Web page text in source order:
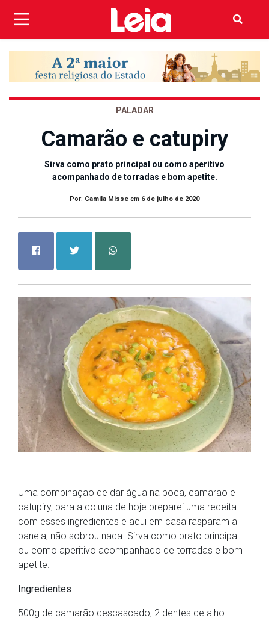
PALADAR
Camarão e catupiry
Sirva como prato principal ou como aperitivo
acompanhado de torradas e bom apetite.
Por: Camila Misse em 6 de julho de 2020
Uma combinação de dar água na boca, camarão e
catupiry, para a coluna de hoje preparei uma receita
com esses ingredientes e aqui em casa rasparam a
panela, não sobrou nada. Sirva como prato principal
ou como aperitivo acompanhado de torradas e bom
apetite.
Ingredientes
500g de camarão descascado; 2 dentes de alho